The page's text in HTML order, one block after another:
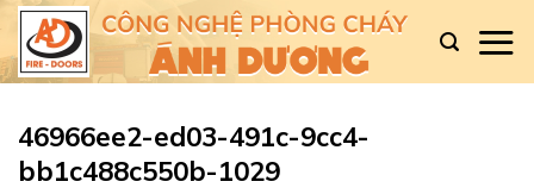
Skip
content
46966ee2-ed03-491c-9cc4-
bb1c488c550b-1029